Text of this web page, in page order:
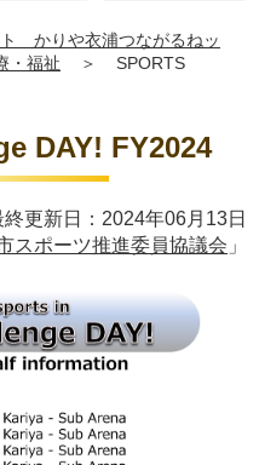
かりや衣浦つながるねッ
・福祉 ＞
SPORTS
DAY! FY2024
更新日：2024年06月13日
スポーツ推進委員協議会 」